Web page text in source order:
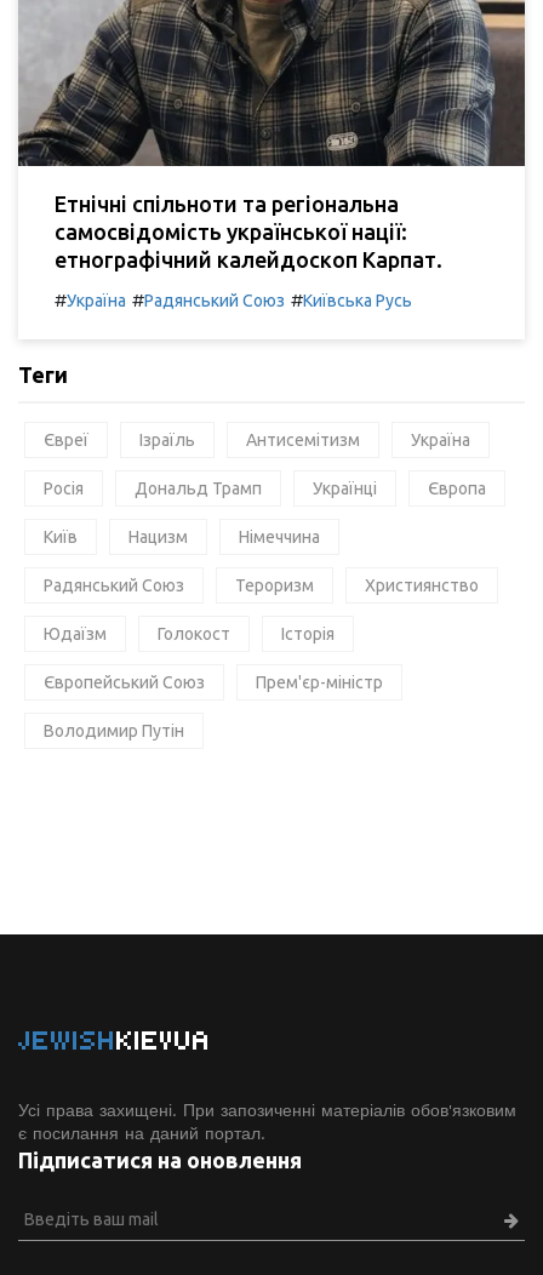
Етнічні спільноти та регіональна
самосвідомість української нації:
етнографічний калейдоскоп Карпат.
#Україна #Радянський Союз #Київська Русь
Теги
Євреї Ізраїль Антисемітизм Україна
Росія Дональд Трамп Українці Європа
Київ Нацизм Німеччина
Радянський Союз Тероризм Християнство
Юдаїзм Голокост Історія
Європейський Союз Прем'єр-міністр
Володимир Путін
JEWISHKIEVUA
Усі права захищені. При запозиченні матеріалів обов'язковим
є посилання на даний портал.
Підписатися на оновлення